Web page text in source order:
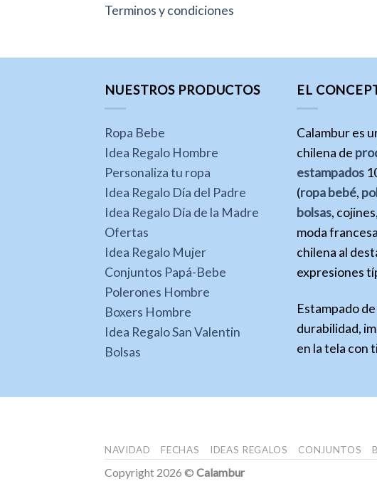
Terminos y condiciones
NUESTROS PRODUCTOS
Ropa Bebe
Idea Regalo Hombre
Personaliza tu ropa
Idea Regalo Día del Padre
Idea Regalo Día de la Madre
Ofertas
Idea Regalo Mujer
Conjuntos Papá-Bebe
Polerones Hombre
Boxers Hombre
Idea Regalo San Valentin
Bolsas
EL
Calambur es
chilena de
estampados
(ropa bebé,
bolsas,
moda
chilena al
expresiones
Estampado
durabilidad,
en la tela con
NAVIDAD FECHAS IDEAS REGALOS CONJUNTOS
Copyright 2026 © Calambur